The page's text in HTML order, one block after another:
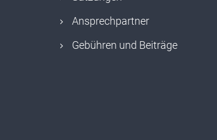
Ansprechpartner
Gebühren und Beiträge